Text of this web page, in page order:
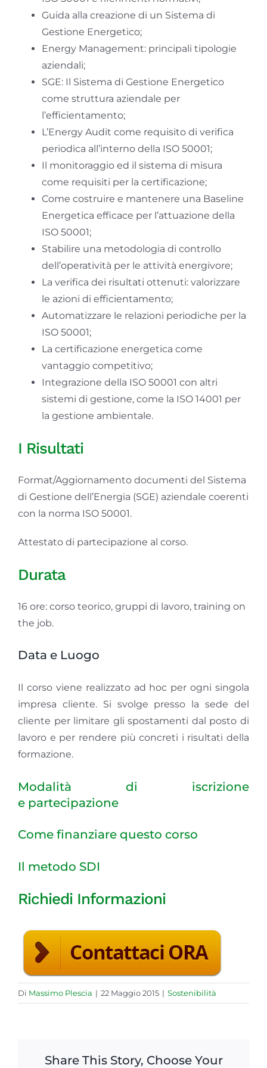
Guida alla creazione di un Sistema di
Gestione Energetico;
Energy Management: principali tipologie
aziendali;
SGE: Il Sistema di Gestione Energetico
come struttura aziendale per
l’efficientamento;
L’Energy Audit come requisito di verifica
periodica all’interno della ISO 50001;
Il monitoraggio ed il sistema di misura
come requisiti per la certificazione;
Come costruire e mantenere una Baseline
Energetica efficace per l’attuazione della
ISO 50001;
Stabilire una metodologia di controllo
dell’operatività per le attività energivore;
La verifica dei risultati ottenuti: valorizzare
le azioni di efficientamento;
Automatizzare le relazioni periodiche per la
ISO 50001;
La certificazione energetica come
vantaggio competitivo;
Integrazione della ISO 50001 con altri
sistemi di gestione, come la ISO 14001 per
la gestione ambientale.
I Risultati
Format/Aggiornamento documenti del Sistema
di Gestione dell’Energia (SGE) aziendale coerenti
con la norma ISO 50001.
Attestato di partecipazione al corso.
Durata
16 ore: corso teorico, gruppi di lavoro, training on
the job.
Data e Luogo
Il corso viene realizzato ad hoc per ogni singola
impresa cliente. Si svolge presso la sede del
cliente per limitare gli spostamenti dal posto di
lavoro e per rendere più concreti i risultati della
formazione.
Modalità di iscrizione
e partecipazione
Come finanziare questo corso
Il metodo SDI
Richiedi Informazioni
Di Massimo Plescia | 22 Maggio 2015 | Sostenibilità
Share This Story, Choose Your